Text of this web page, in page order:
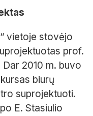
“ vietoje stovėjo
prof.
Dar 2010 m. buvo
biurų
suprojektuoti.
E. Stasiulio